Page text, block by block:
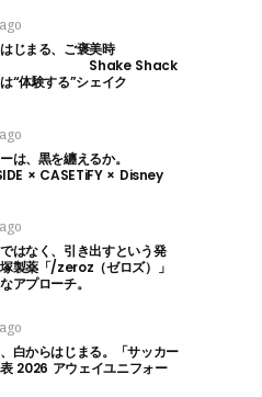
じまる、ご褒美時
Shake Shack
“体験する”シェイク
は、黒を纏えるか。
× CASETiFY × Disney
はなく、引き出すという発
製薬「/zeroz（ゼロズ）」
アプローチ。
白からはじまる。「サッカー
2026 アウェイユニフォー